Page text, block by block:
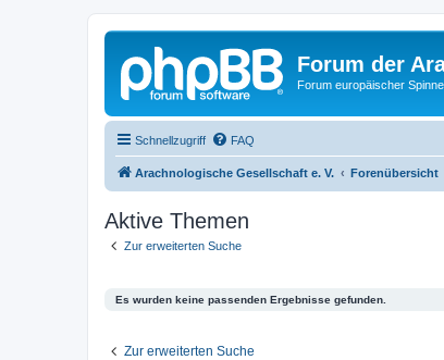
Forum der
Forum europäischer
Schnellzugriff FAQ
Arachnologische Gesellschaft e. V. Forenübersicht
Aktive Themen
Zur erweiterten Suche
Es wurden keine passenden Ergebnisse gefunden.
Zur erweiterten Suche